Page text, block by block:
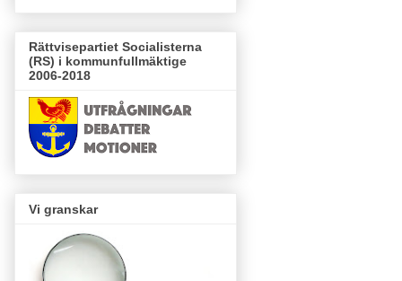
Rättvisepartiet Socialisterna
(RS) i kommunfullmäktige
2006-2018
Vi granskar